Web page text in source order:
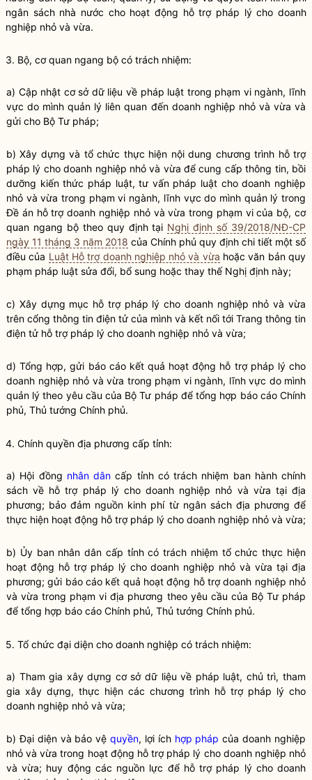
ngân sách nhà nước cho hoạt động hỗ trợ pháp lý cho doanh
nghiệp nhỏ và vừa.
3. Bộ, cơ quan ngang bộ có trách nhiệm:
a) Cập nhật cơ sở dữ liệu về pháp luật trong phạm vi ngành, lĩnh
vực do mình quản lý liên quan đến doanh nghiệp nhỏ và vừa và
gửi cho Bộ Tư pháp;
b) Xây dựng và tổ chức thực hiện nội dung chương trình hỗ trợ
pháp lý cho doanh nghiệp nhỏ và vừa để cung cấp thông tin, bồi
dưỡng kiến thức pháp luật, tư vấn pháp luật cho doanh nghiệp
nhỏ và vừa trong phạm vi ngành, lĩnh vực do mình quản lý trong
Đề án hỗ trợ doanh nghiệp nhỏ và vừa trong phạm vi của bộ, cơ
quan ngang bộtheo quy định tại Nghị định số 39/2018/NĐ-CP
ngày 11 tháng 3 năm 2018 của Chính phủ quy định chi tiết một số
điều của Luật Hỗ trợ doanh nghiệp nhỏ và vừa hoặc văn bản quy
phạm pháp luật sửa đổi, bổ sung hoặc thay thế Nghị định này;
c) Xây dựng mục hỗ trợ pháp lý cho doanh nghiệp nhỏ và vừa
trên cổng thông tin điện tử của mình và kết nối tới Trang thông tin
điện tử hỗ trợ pháp lý cho doanh nghiệp nhỏ và vừa;
d) Tổng hợp, gửi báo cáo kết quả hoạt động hỗ trợ pháp lý cho
doanh nghiệp nhỏ và vừa trong phạm vi ngành, lĩnh vực do mình
quản lý theo yêu cầu của Bộ Tư pháp để tổng hợp báo cáo Chính
phủ, Thủ tướng Chính phủ.
4. Chính quyền địa phương cấp tỉnh:
a) Hội đồng nhân dân cấp tỉnh có trách nhiệm ban hành chính
sách về hỗ trợ pháp lý cho doanh nghiệp nhỏ và vừa tại địa
phương; bảo đảm nguồn kinh phí từ ngân sách địa phương để
thực hiện hoạt động hỗ trợ pháp lý cho doanh nghiệp nhỏ và vừa;
b) Ủy ban nhân dân cấp tỉnh có trách nhiệm tổ chức thực hiện
hoạt động hỗ trợ pháp lý cho doanh nghiệp nhỏ và vừa tại địa
phương; gửi báo cáo kết quả hoạt động hỗ trợ doanh nghiệp nhỏ
và vừa trong phạm vi địa phương theo yêu cầu của Bộ Tư pháp
để tổng hợp báo cáo Chính phủ, Thủ tướng Chính phủ.
5. Tổ chức đại diện cho doanh nghiệp có trách nhiệm:
a) Tham gia xây dựng cơ sở dữ liệu về pháp luật, chủ trì, tham
gia xây dựng, thực hiện các chương trình hỗ trợ pháp lý cho
doanh nghiệp nhỏ và vừa;
b) Đại diện và bảo vệquyền, lợi ích hợp pháp của doanh nghiệp
nhỏ và vừa trong hoạt động hỗ trợ pháp lý cho doanh nghiệp nhỏ
và vừa; huy động các nguồn lực để hỗ trợ pháp lý cho doanh